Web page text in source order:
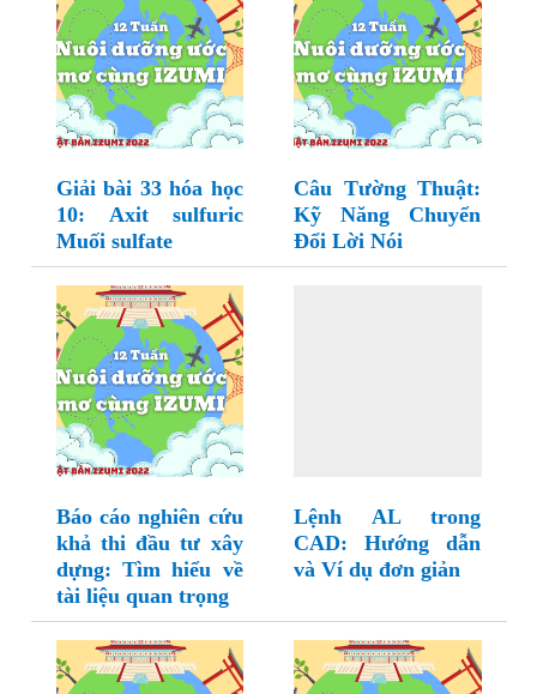
Giải bài 33 hóa học
10: Axit sulfuric
Muối sulfate
Câu Tường Thuật:
Kỹ Năng Chuyển
Đổi Lời Nói
Báo cáo nghiên cứu
khả thi đầu tư xây
dựng: Tìm hiểu về
tài liệu quan trọng
Lệnh AL trong
CAD: Hướng dẫn
và Ví dụ đơn giản